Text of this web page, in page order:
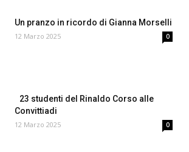
Un pranzo in ricordo di Gianna Morselli
12 Marzo 2025 0
23 studenti del Rinaldo Corso alle
Convittiadi
12 Marzo 2025 0